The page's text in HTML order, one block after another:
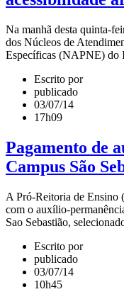
Na manhã desta quinta-
dos Núcleos de
Específicas (NAPNE) do
Escrito por
publicado
03/07/14
17h09
Pagamento de
Campus São
A Pró-Reitoria de Ensino
com o auxílio-
Sao Sebastião,
Escrito por
publicado
03/07/14
10h45